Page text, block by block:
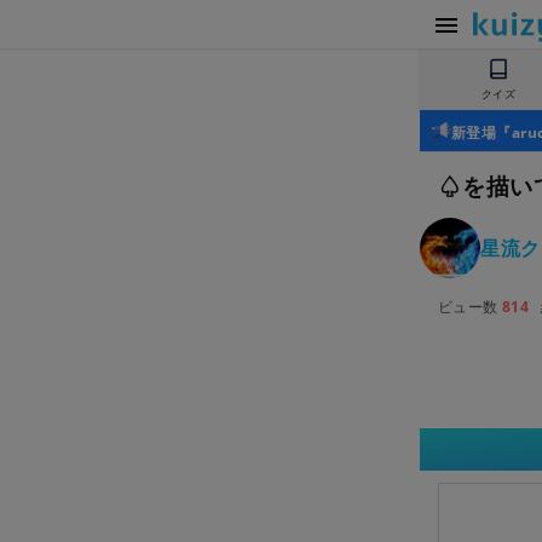
クイズ
新登場『
♤を描い
星流
ビュー数 814